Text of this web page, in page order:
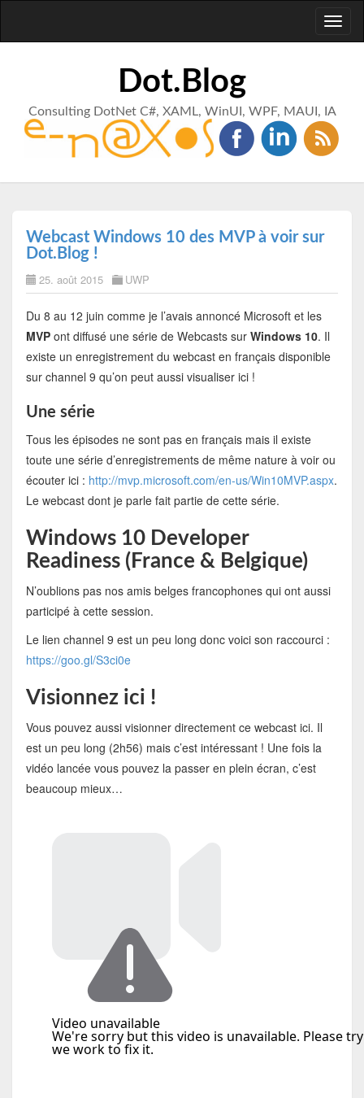
Dot.Blog
Consulting DotNet C#, XAML, WinUI, WPF, MAUI, IA
Webcast Windows 10 des MVP à voir sur
Dot.Blog !
25. août 2015 UWP
Du 8 au 12 juin comme je l’avais annoncé Microsoft et les
MVPont diffusé une série de Webcasts sur Windows 10. Il
existe un enregistrement du webcast en français disponible
sur channel 9 qu’on peut aussi visualiser ici !
Une série
Tous les épisodes ne sont pas en français mais il existe
toute une série d’enregistrements de même nature à voir ou
écouter ici : http://mvp.microsoft.com/en-us/Win10MVP.aspx.
Le webcast dont je parle fait partie de cette série.
Windows 10 Developer
Readiness (France & Belgique)
N’oublions pas nos amis belges francophones qui ont aussi
participé à cette session.
Le lien channel 9 est un peu long donc voici son raccourci :
https://goo.gl/S3ci0e
Visionnez ici !
Vous pouvez aussi visionner directement ce webcast ici. Il
est un peu long (2h56) mais c’est intéressant ! Une fois la
vidéo lancée vous pouvez la passer en plein écran, c’est
beaucoup mieux…